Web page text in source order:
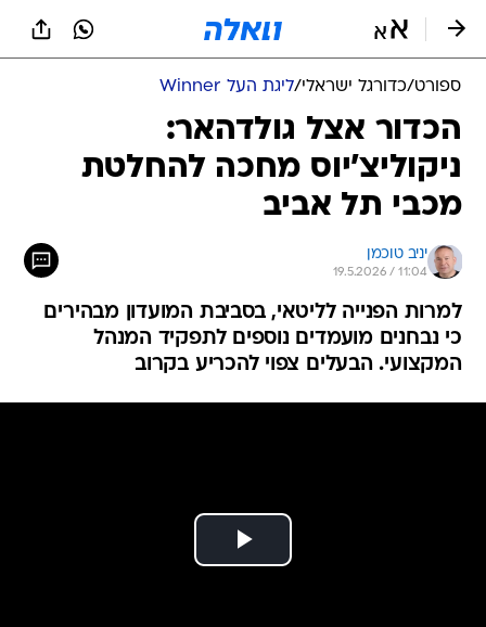
ספורט/כדורגל ישראלי/ליגת העל Winner
הכדור אצל גולדהאר:
ניקוליצ'יוס מחכה להחלטת
מכבי תל אביב
יניב טוכמן
19.5.2026 / 11:04
למרות הפנייה לליטאי, בסביבת המועדון מבהירים
כי נבחנים מועמדים נוספים לתפקיד המנהל
המקצועי. הבעלים צפוי להכריע בקרוב